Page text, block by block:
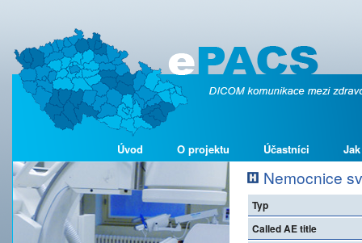
Úvod O projektu Účastníci
Nemocnice
Typ
Called AE title